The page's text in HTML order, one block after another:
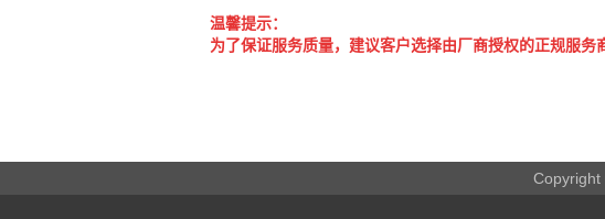
温馨提示：
为了保证服务质量，建议客户选择由厂商授权的正规服务
Copyright